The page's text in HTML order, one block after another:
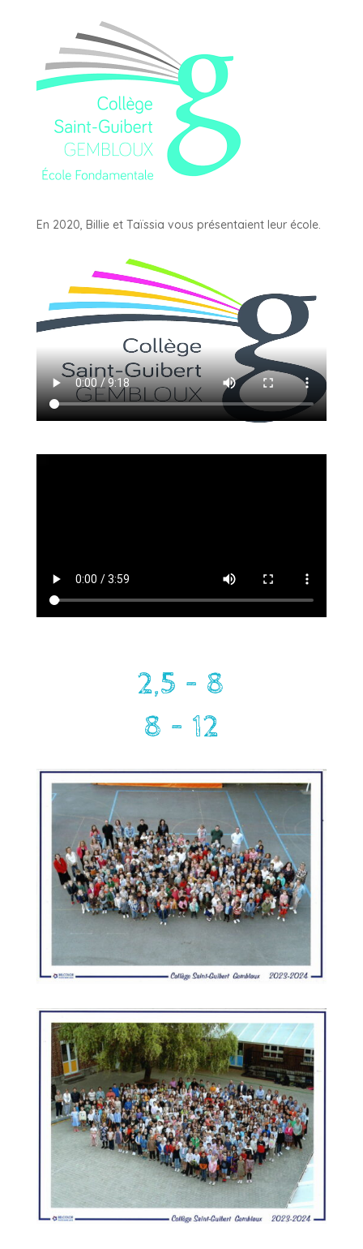
En 2020, Billie et Taïssia vous présentaient leur école.
2,5 – 8
8 – 12